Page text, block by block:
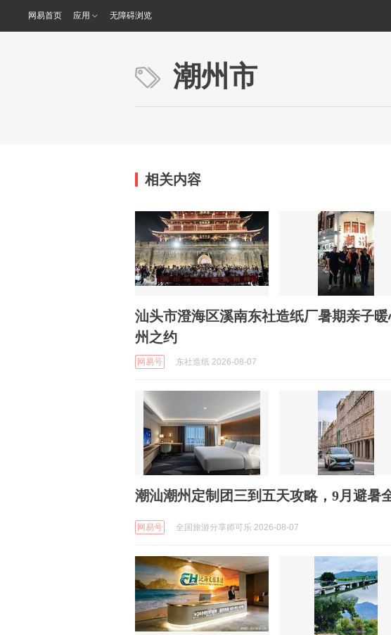
网易首页 应用 无障碍浏览
潮州市
相关内容
汕头市澄海区溪南东社造纸厂暑期亲子
州之约
网易号 东社造纸 2026-08-07
潮汕潮州定制团三到五天攻略，9月避暑
网易号 全国旅游分享师可乐 2026-08-07